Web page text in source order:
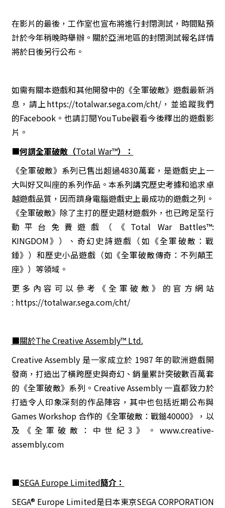
在影片的最後，工作室也宣布將進行封閉測試，時間點預
計於今年稍晚時舉辦。關於亞洲地區的封閉測試報名詳情
將於日後另行公布。
如需有關本遊戲和其他開發中的《全軍破敵》遊戲最新消
息，請上https://totalwar.sega.com/cht/，並追蹤我們
的Facebook。也請訂閱YouTube觀看今後釋出的遊戲影
片。
■何謂全軍破敵（Total War™）：
《全軍破敵》系列已售出超過4830萬套，是遊戲史上一
大叫好又叫座的系列作品。本系列講究歷史考據和追求卓
越遊戲品質，因而躋身電腦遊戲史上最成功的遊戲之列。
《全軍破敵》除了主打的歷史題材遊戲外，也已跨足至行
動平台免費遊戲（《 Total War Battles™:
KINGDOM》）、奇幻史詩遊戲（如《全軍破敵：戰
錘》）和歷史小品遊戲（如《全軍破敵傳奇：不列顛王
座》）等領域。
更多內容可以參考《全軍破敵》的官方網站
: https://totalwar.sega.com/cht/
■關於The Creative Assembly™ Ltd.
Creative Assembly 是一家成立於 1987 年的歐洲遊戲開
發商，打造出了橫跨歷史與奇幻、銷量累計突破數百萬套
的《全軍破敵》系列。Creative Assembly 一直都致力於
打造令人印象深刻的作品陣容，其中也包括近期公布與
Games Workshop 合作的《全軍破敵：戰鎚40000》，以
及《全軍破敵：中世紀3》。 www.creative-
assembly.com
■SEGA Europe Limited簡介：
SEGA® Europe Limited是日本東京SEGA CORPORATION